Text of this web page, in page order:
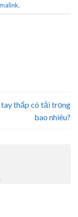
.
tay thấp có tải trọng
bao nhiêu?